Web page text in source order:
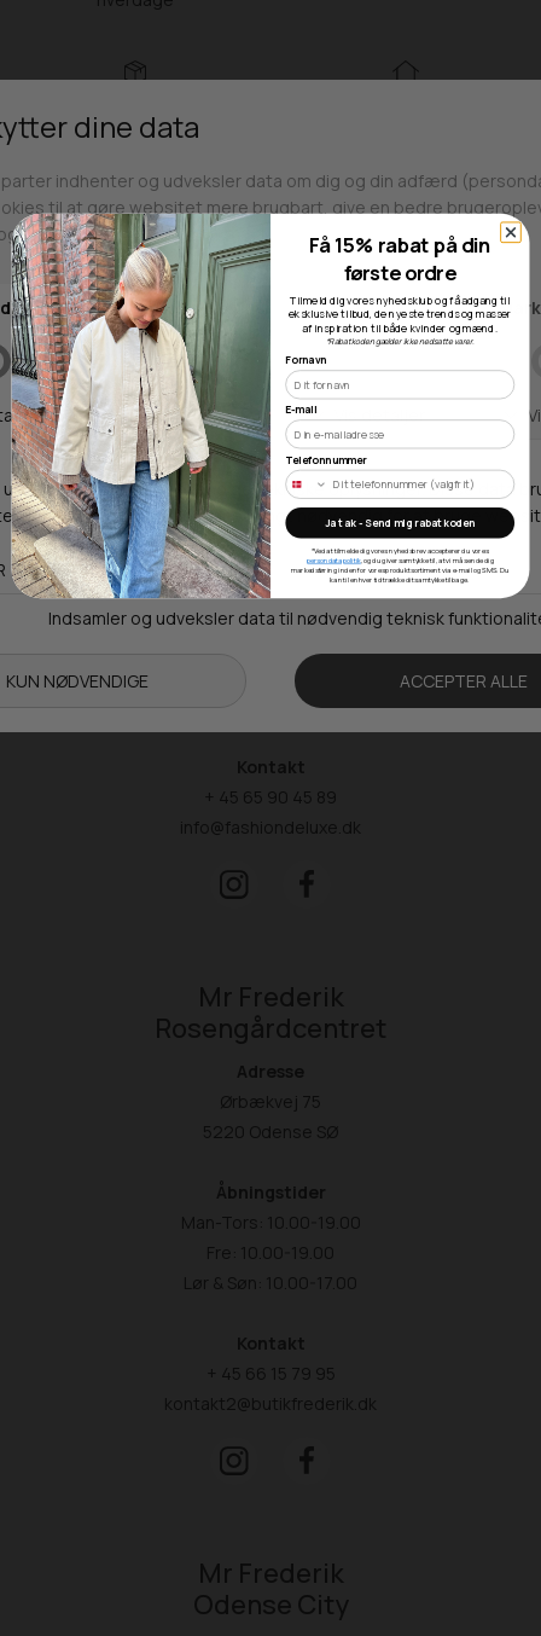
Fri fragt over 499kr
Odense
Butikker
Webshop lager
Adresse
Hestehaven 21 K
5260 Odense S
Åbningstider
Tors: 09.00-17.00
Fre: 09.00-15.30
Kontakt
+ 45 65 90 45 89
info@fashiondeluxe.dk
Mr Frederik
Rosengårdcentret
Adresse
Ørbækvej 75
5220 Odense SØ
Åbningstider
Man-Tors: 10.00-19.00
Fre: 10.00-19.00
Lør & Søn: 10.00-17.00
Kontakt
+ 45 66 15 79 95
kontakt2@butikfrederik.dk
Mr Frederik
Odense City
Få 15% rabat på din
første ordre
Tilmeld dig vores nyhedsklub og få adgang til
eksklusive tilbud, de nyeste trends og masser
af inspiration til både kvinder og mænd.
*Rabatkoden gælder ikke nedsatte varer.
Fornavn
E-mail
Telefonnummer
Ja tak - Send mig rabatkoden
*Ved at tilmelde dig vores nyhedsbrev accepterer du vores
persondatapolitik, og du giver samtykke til, at vi må sende dig
markedsføring inden for vores produktsortiment via e-mail og SMS. Du
kan til enhver tid trække dit samtykke tilbage.